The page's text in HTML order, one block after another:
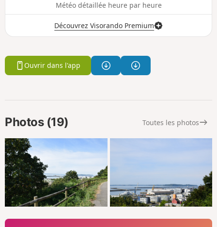
Météo détaillée heure par heure
Découvrez Visorando Premium
Ouvrir dans l'app
Photos (19) Toutes les photos